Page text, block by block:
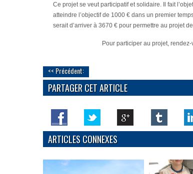
Ce projet se veut participatif et solidaire. Il fait
atteindre l’objectif de 1000 € dans un premier
serait d’arriver à 3670 € pour permettre au projet
Pour participer au projet, rendez-
<< Précédent:
PARTAGER CET ARTICLE
ARTICLES CONNEXES